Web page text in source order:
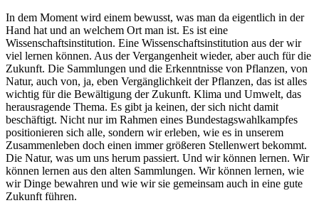
In dem Moment wird einem bewusst, was man da eigentlich in der
Hand hat und an welchem Ort man ist. Es ist eine
Wissenschaftsinstitution. Eine Wissenschaftsinstitution aus der wir
viel lernen können. Aus der Vergangenheit wieder, aber auch für die
Zukunft. Die Sammlungen und die Erkenntnisse von Pflanzen, von
Natur, auch von, ja, eben Vergänglichkeit der Pflanzen, das ist alles
wichtig für die Bewältigung der Zukunft. Klima und Umwelt, das
herausragende Thema. Es gibt ja keinen, der sich nicht damit
beschäftigt. Nicht nur im Rahmen eines Bundestagswahlkampfes
positionieren sich alle, sondern wir erleben, wie es in unserem
Zusammenleben doch einen immer größeren Stellenwert bekommt.
Die Natur, was um uns herum passiert. Und wir können lernen. Wir
können lernen aus den alten Sammlungen. Wir können lernen, wie
wir Dinge bewahren und wie wir sie gemeinsam auch in eine gute
Zukunft führen.